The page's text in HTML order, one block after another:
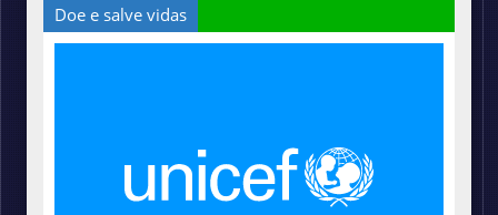
Doe e salve vidas